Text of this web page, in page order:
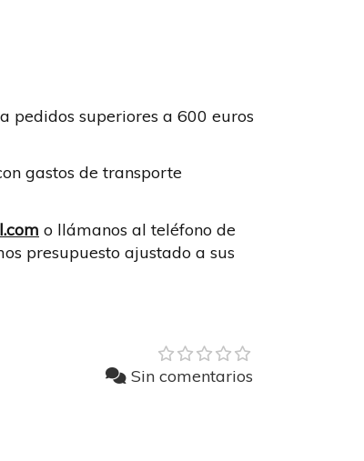
pedidos superiores a 600 euros
gastos de transporte
o llámanos al teléfono de
presupuesto ajustado a sus
Sin comentarios